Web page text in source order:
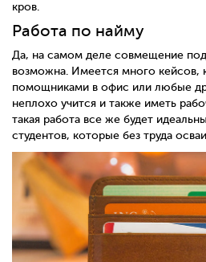
кров.
Работа по найму
Да, на самом деле совмещение
возможна. Имеется много кейсов,
помощниками в офис или любые
неплохо учится и также иметь
такая работа все же будет
студентов, которые без труда